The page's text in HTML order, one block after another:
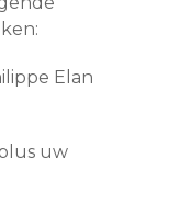
Elan
uw